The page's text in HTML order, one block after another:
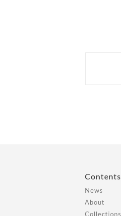
Contents
News
About